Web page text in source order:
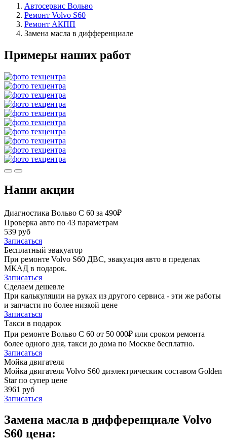
Автосервис Вольво
Ремонт Volvo S60
Ремонт АКПП
Замена масла в дифференциале
Примеры наших работ
Наши акции
Диагностика Вольво С 60 за 490₽
Проверка авто по 43 параметрам
539 руб
Записаться
Бесплатный эвакуатор
При ремонте Volvo S60 ДВС, эвакуация авто в пределах
МКАД в подарок.
Записаться
Сделаем дешевле
При калькуляции на руках из другого сервиса - эти же работы
и запчасти по более низкой цене
Записаться
Такси в подарок
При ремонте Вольво С 60 от 50 000₽ или сроком ремонта
более одного дня, такси до дома по Москве бесплатно.
Записаться
Мойка двигателя
Мойка двигателя Volvo S60 диэлектрическим составом Golden
Star по супер цене
3961 руб
Записаться
Замена масла в дифференциале Volvo
S60 цена: